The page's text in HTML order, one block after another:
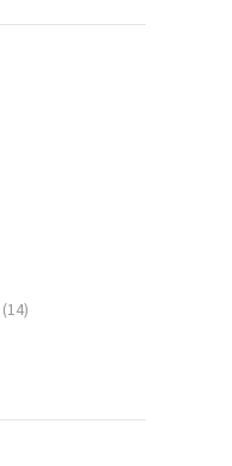
(14)